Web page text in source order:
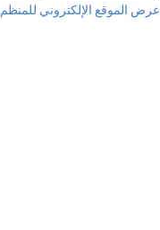
عرض الموقع الإلكتروني للمنظم